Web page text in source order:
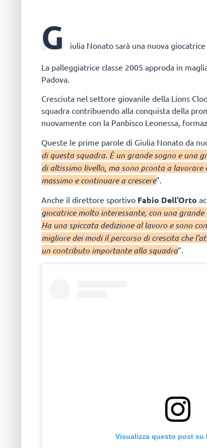
G iulia Nonato sarà una nuova
La palleggiatrice classe 2005 approda in
Padova.
Cresciuta nel settore giovanile della Lions
squadra contribuendo alla conquista della
nuovamente con la Panbisco Leonessa,
Queste le prime parole di Giulia Nonato da
di questa squadra. È un grande sogno e una
di altissimo livello, ma sono pronta a
massimo e continuare a crescere”.
Anche il direttore sportivo Fabio Dell’Orto
giocatrice molto interessante, con una
Ha una spiccata dedizione al lavoro e sono
migliore dei modi il percorso di crescita che
un contributo importante alla squadra”.
Visualizza questo post su